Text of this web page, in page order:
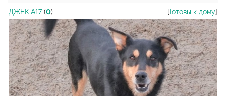
ДЖЕК А17 (0) [Готовы к дому]